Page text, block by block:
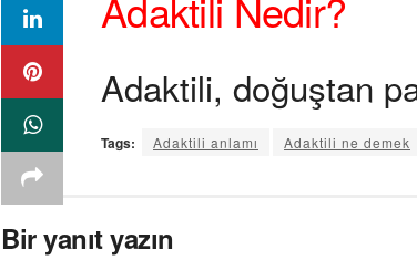
Adaktili, doğuştan
Tags: Adaktili anlamı Adaktili ne demek
Bir yanıt yazın